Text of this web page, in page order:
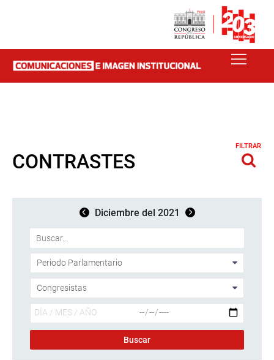
CONTRASTES
FILTRAR
Diciembre del 2021